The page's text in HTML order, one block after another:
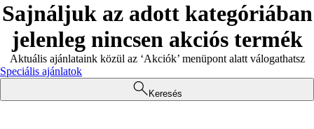
Sajnáljuk az adott kategóriában
jelenleg nincsen akciós termék
Aktuális ajánlataink közül az ‘Akciók’ menüpont alatt válogathatsz
Speciális ajánlatok
Keresés